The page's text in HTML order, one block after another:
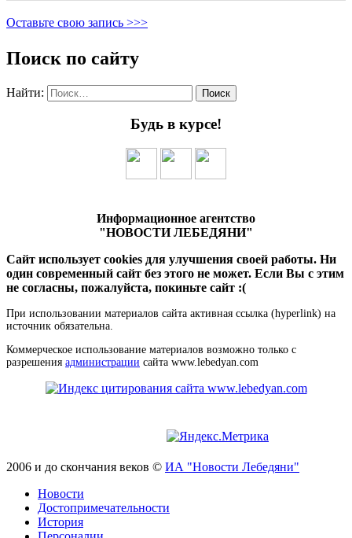
Оставьте свою запись >>>
Поиск по сайту
Найти:
Будь в курсе!
Информационное агентство
"НОВОСТИ ЛЕБЕДЯНИ"
Сайт использует cookies для улучшения своей работы. Ни
один современный сайт без этого не может. Если Вы с этим
не согласны, пожалуйста, покиньте сайт :(
При использовании материалов сайта активная ссылка (hyperlink) на
источник обязательна.
Коммерческое использование материалов возможно только с
разрешения администрации сайта www.lebedyan.com
2006 и до скончания веков © ИА "Новости Лебедяни"
Новости
Достопримечательности
История